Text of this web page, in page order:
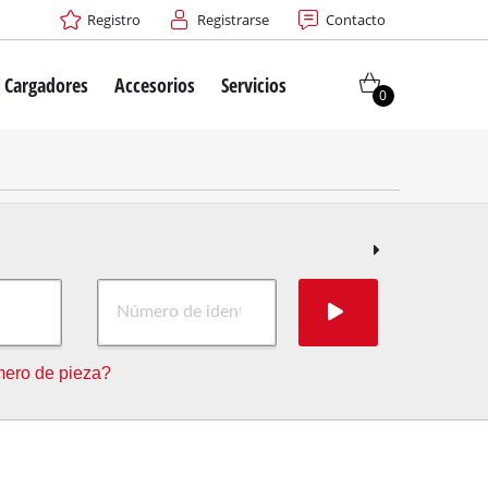
Registro Registrarse Contacto
Accesorios Servicios 0
de pieza?